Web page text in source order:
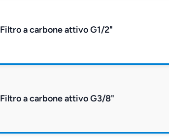
Filtro a carbone attivo G1/2"
Filtro a carbone attivo G3/8"